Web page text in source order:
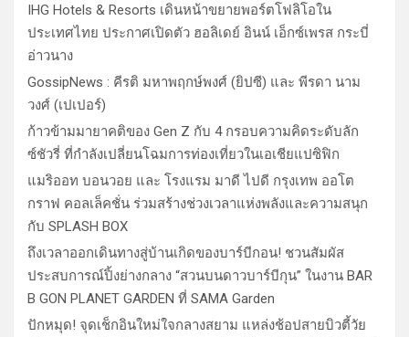
IHG Hotels & Resorts เดินหน้าขยายพอร์ตโฟลิโอใน
ประเทศไทย ประกาศเปิดตัว ฮอลิเดย์ อินน์ เอ็กซ์เพรส กระบี่
อ่าวนาง
GossipNews : คีรติ มหาพฤกษ์พงศ์ (ยิปซี) และ พีรดา นาม
วงศ์ (เปเปอร์)
ก้าวข้ามมายาคติของ Gen Z กับ 4 กรอบความคิดระดับลัก
ซ์ชัวรี่ ที่กำลังเปลี่ยนโฉมการท่องเที่ยวในเอเชียแปซิฟิก
แมริออท บอนวอย และ โรงแรม มาดี ไปดี กรุงเทพ ออโต
กราฟ คอลเล็คชั่น ร่วมสร้างช่วงเวลาแห่งพลังและความสนุก
กับ SPLASH BOX
ถึงเวลาออกเดินทางสู่บ้านเกิดของบาร์บีกอน! ชวนสัมผัส
ประสบการณ์ปิ้งย่างกลาง “สวนบนดาวบาร์บีกุน” ในงาน BAR
B GON PLANET GARDEN ที่ SAMA Garden
ปักหมุด! จุดเช็กอินใหม่ใจกลางสยาม แหล่งช้อปสายบิวตี้วัย